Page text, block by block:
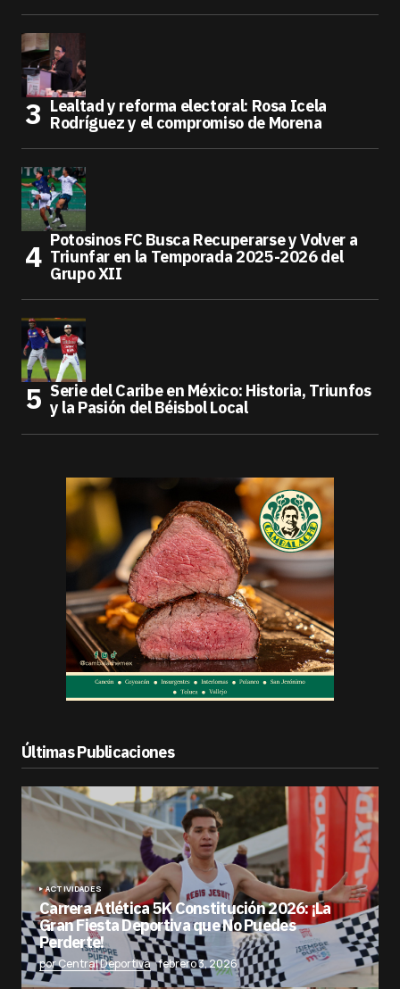
Lealtad y reforma electoral: Rosa Icela
Rodríguez y el compromiso de Morena
Potosinos FC Busca Recuperarse y Volver a
Triunfar en la Temporada 2025-2026 del
Grupo XII
Serie del Caribe en México: Historia, Triunfos
y la Pasión del Béisbol Local
Últimas Publicaciones
ACTIVIDADES
Carrera Atlética 5K Constitución 2026: ¡La
Gran Fiesta Deportiva que No Puedes
Perderte!
por Central Deportiva febrero 3, 2026